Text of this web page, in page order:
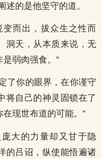
述的是他坚守的道。
变而出，拔众生之性而
洞天，从本质来说，无
弱肉强食。”
了你的眼界，在你谨守
将自己的神灵固锁在了
现世布道的可能。”
大的力量却又甘于隐
的吕诏，纵使能悟遍诸